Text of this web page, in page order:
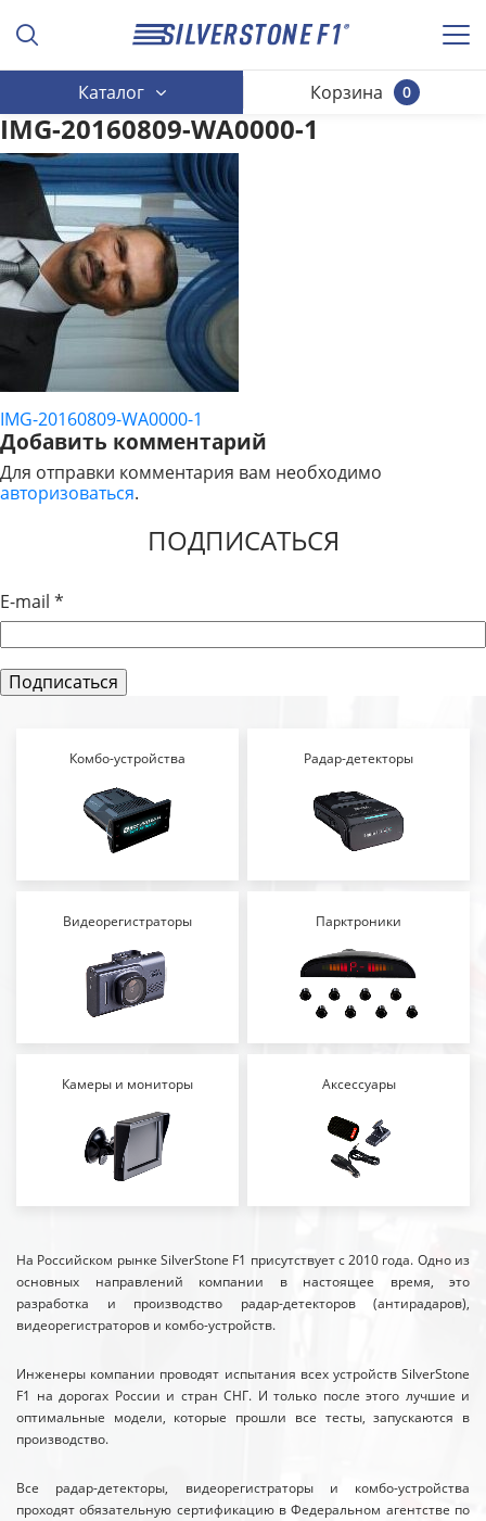
Каталог 0
Корзина
IMG-20160809-WA0000-1
НАВИГАЦИЯ
ПО
ЗАПИСЯМ
IMG-20160809-WA0000-1
Добавить комментарий
Для отправки комментария вам необходимо
авторизоваться.
ПОДПИСАТЬСЯ
E-mail *
Комбо-устройства Радар-детекторы
Видеорегистраторы Парктроники
Камеры и мониторы Аксессуары
На Российском рынке SilverStone F1 присутствует с 2010 года. Одно из
основных направлений компании в настоящее время, это
разработка и производство радар-детекторов (антирадаров),
видеорегистраторов и комбо-устройств.
Инженеры компании проводят испытания всех устройств SilverStone
F1 на дорогах России и стран СНГ. И только после этого лучшие и
оптимальные модели, которые прошли все тесты, запускаются в
производство.
Все радар-детекторы, видеорегистраторы и комбо-устройства
проходят обязательную сертификацию в Федеральном агентстве по